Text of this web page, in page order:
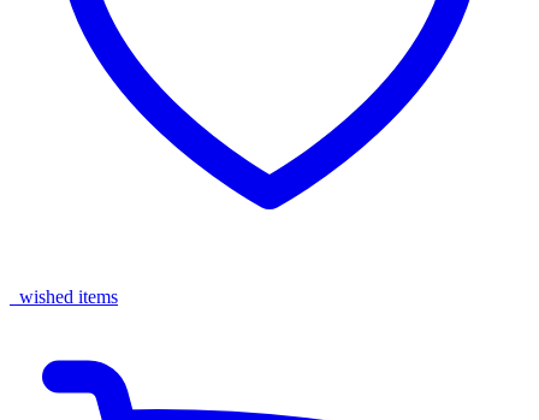
wished items